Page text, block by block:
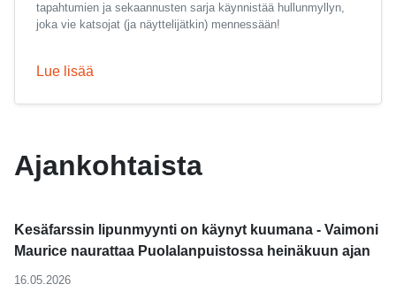
Ajankohtaista
Kesäfarssin lipunmyynti on käynyt kuumana - Vaimoni
Maurice naurattaa Puolalanpuistossa heinäkuun ajan
16.05.2026
tapahtumien ja sekaannusten sarja käynnistää hullunmyllyn,
joka vie katsojat (ja näyttelijätkin) mennessään!
Lue lisää